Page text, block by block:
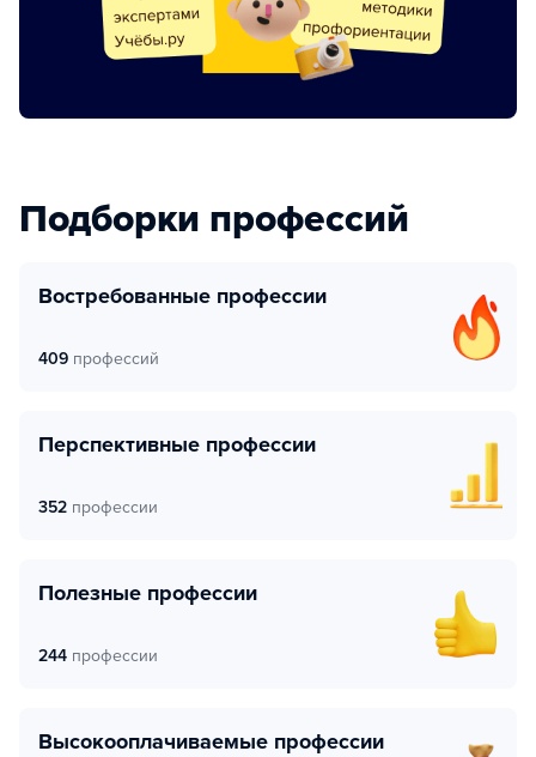
Подборки профессий
Востребованные профессии
409 профессий
Перспективные профессии
352 профессии
Полезные профессии
244 профессии
Высокооплачиваемые профессии